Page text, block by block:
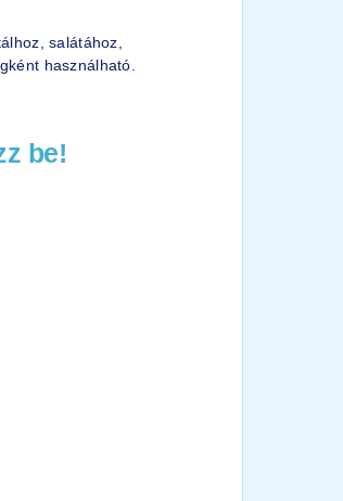
salátához,
használható.
be!